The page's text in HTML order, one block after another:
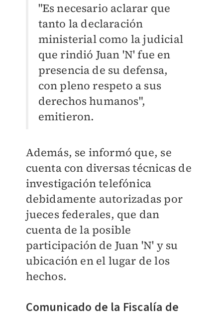
"Es necesario aclarar que
tanto la declaración
ministerial como la judicial
que rindió Juan 'N' fue en
presencia de su defensa,
con pleno respeto a sus
derechos humanos",
emitieron.
Además, se informó que, se
cuenta con diversas técnicas de
investigación telefónica
debidamente autorizadas por
jueces federales, que dan
cuenta de la posible
participación de Juan 'N' y su
ubicación en el lugar de los
hechos.
Comunicado de la Fiscalía de